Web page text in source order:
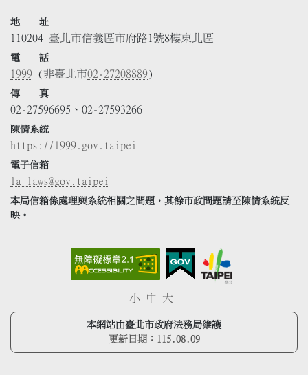
地 址
110204 臺北市信義區市府路1號8樓東北區
電 話
1999 (非臺北市02-27208889)
傳 真
02-27596695、02-27593266
陳情系統
https://1999.gov.taipei
電子信箱
la_laws@gov.taipei
本局信箱係處理與系統相關之問題，其餘市政問題請至陳情系統反
映。
小 中 大
本網站由臺北市政府法務局維護
更新日期： 115.08.09